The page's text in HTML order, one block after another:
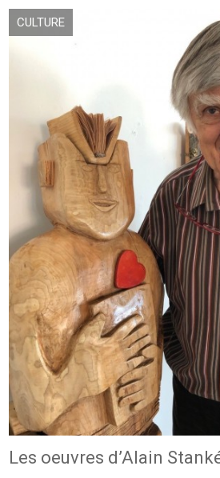
CULTURE
Les oeuvres d’Alain